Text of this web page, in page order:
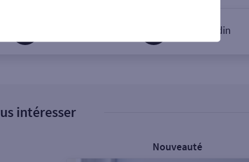
sur Linkedin
intéresser
Nouveauté